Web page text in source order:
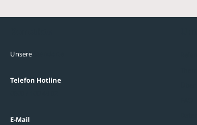
Unsere
Telefon Hotline
E-Mail